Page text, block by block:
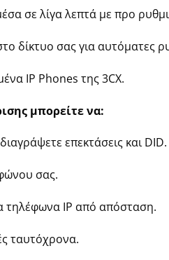
σε λίγα λεπτά με προ
δίκτυο σας για αυτόματες
IP Phones της 3CX.
μπορείτε να:
επεκτάσεις και DID.
σας.
τηλέφωνα IP από απόσταση.
ταυτόχρονα.